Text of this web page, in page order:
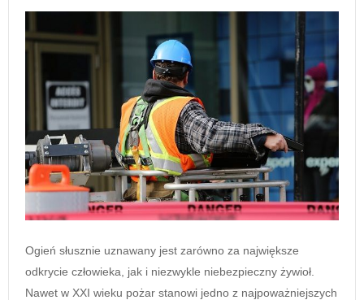
Ogień słusznie uznawany jest zarówno za największe
odkrycie człowieka, jak i niezwykle niebezpieczny żywioł.
Nawet w XXI wieku pożar stanowi jedno z najpoważniejszych